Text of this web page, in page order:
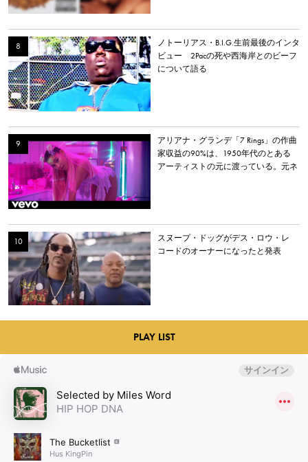
ノトーリアス・B.I.G.生前最後のインタ
ビュー 2Pacの死や西海岸とのビーフ
について語る
アリアナ・グランデ「7 Rings」の作曲
家収益の90%は、1950年代のとある
アーティストの元に渡っている。元ネ
スヌープ・ドッグがデス・ロウ・レ
コードのオーナーになったと発表
PLAY LIST